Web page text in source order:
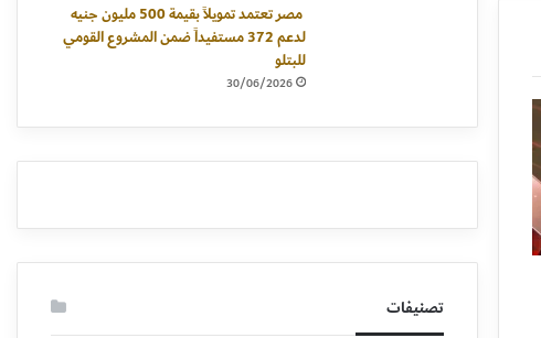
مصر تعتمد تمويلاً بقيمة 500 مليون جنيه
لدعم 372 مستفيداً ضمن المشروع القومي
للبتلو
30/06/2026
تصنيفات